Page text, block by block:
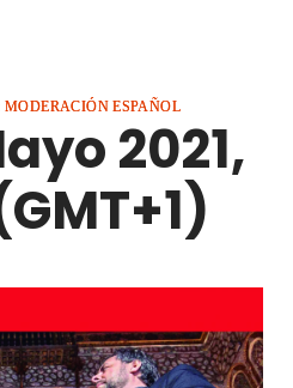
ESPAÑOL
2021,